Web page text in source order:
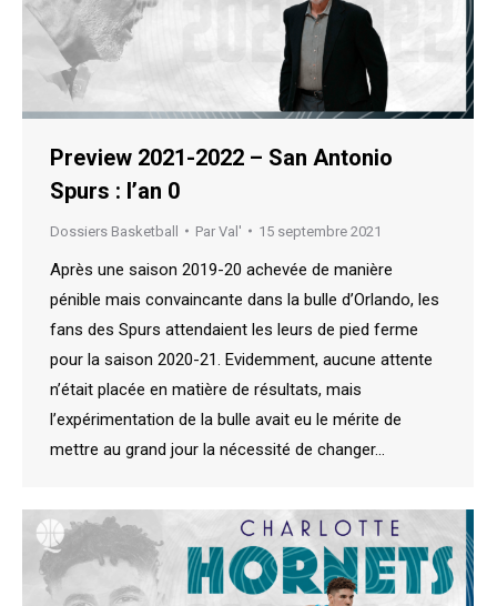
Preview 2021-2022 – San Antonio
Spurs : l’an 0
Dossiers Basketball Par Val' 15 septembre 2021
Après une saison 2019-20 achevée de manière
pénible mais convaincante dans la bulle d’Orlando, les
fans des Spurs attendaient les leurs de pied ferme
pour la saison 2020-21. Evidemment, aucune attente
n’était placée en matière de résultats, mais
l’expérimentation de la bulle avait eu le mérite de
mettre au grand jour la nécessité de changer…